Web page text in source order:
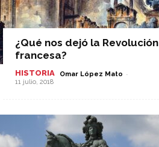
¿Qué nos dejó la Revolución
francesa?
HISTORIA Omar López Mato -
11 julio, 2018